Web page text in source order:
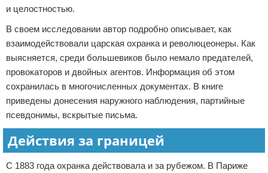
и целостностью.
В своем исследовании автор подробно описывает, как
взаимодействовали царская охранка и революцеонеры. Как
выясняется, среди большевиков было немало предателей,
провокаторов и двойных агентов. Информация об этом
сохранилась в многочисленных документах. В книге
приведены донесения наружного наблюдения, партийные
псевдонимы, вскрытые письма.
Действия за границей
С 1883 года охранка действовала и за рубежом. В Париже